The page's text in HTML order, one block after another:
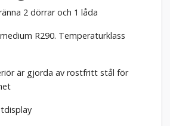
2 dörrar och 1 låda
R290. Temperaturklass
är gjorda av rostfritt stål för